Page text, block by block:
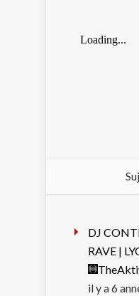
DJ
RAVE |
il y a 6